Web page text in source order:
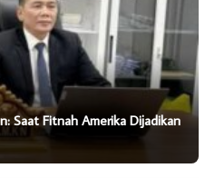
Saat Fitnah Amerika Dijadikan